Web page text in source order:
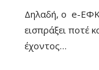
Δηλαδή, ο e-
εισπράξει ποτέ
έχοντος…